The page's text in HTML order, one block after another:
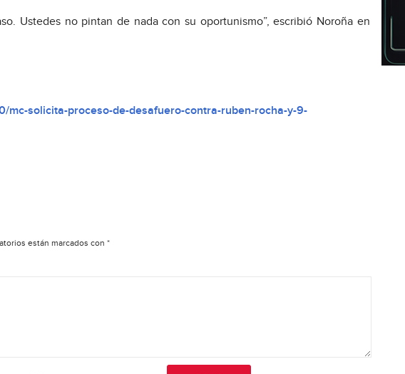
Ustedes no pintan de nada con su oportunismo”, escribió Noroña en
solicita-proceso-de-desafuero-contra-ruben-rocha-y-9-
están marcados con *